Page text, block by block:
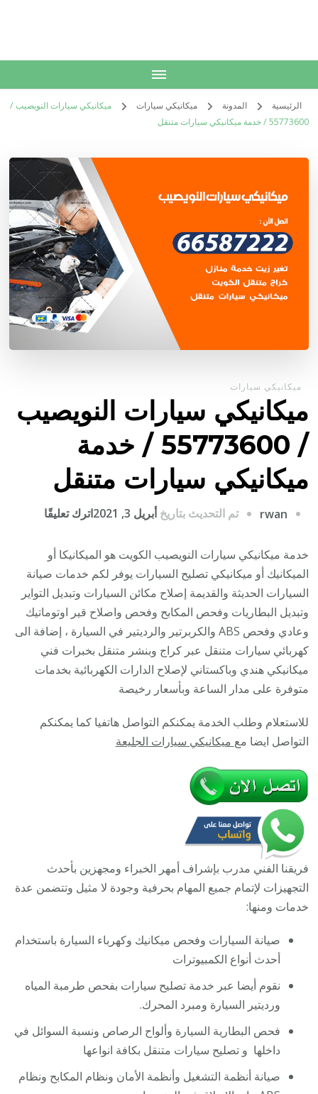
الرئيسية المدونة ميكانيكي سيارات
ميكانيكي سيارات النويصيب /
55773600‬ / خدمة ميكانيكي سيارات متنقل
ميكانيكي سيارات
ميكانيكي سيارات النويصيب
/ 55773600‬ / خدمة
ميكانيكي سيارات متنقل
rwan تم التحديث بتاريخأبريل 3, 2021 اترك تعليقًا
النويصيب
/
/
ميكانيكي
خدمة ميكانيكي سيارات النويصيب الكويت هو الميكانيكا أو
الميكانيك أو ميكانيكي تصليح السيارات يوفر لكم خدمات صيانة
السيارات الحديثة والقديمة إصلاح مكائن السيارات وتبديل التواير
وتبديل البطاريات وفحص المكابح وفحص واصلاح قير اوتوماتيك
وعادي وفحص ABS والكربرتير والرديتير في السيارة ، إضافة الى
كهربائي سيارات متنقل عبر كراج وبنشر متنقل بخبرات فني
ميكانيكي هندي وباكستاني لإصلاح الدارات الكهربائية بخدمات
متوفرة على مدار الساعة وبأسعار رخيصة
للاستعلام وطلب الخدمة يمكنكم التواصل هاتفيا كما يمكنكم
التواصل ايضا مع ميكانيكي سيارات الجليعة
فريقنا الفني مدرب بإشراف أمهر الخبراء ومجهزين بأحدث
التجهيزات لإتمام جميع المهام بحرفية وجودة لا مثيل وتتضمن عدة
خدمات ومنها:
صيانة السيارات وفحص ميكانيك وكهرباء السيارة باستخدام
أحدث أنواع الكمبيوترات
نقوم أيضا عبر خدمة تصليح سيارات بفحص طرمبة المياه
ورديتير السيارة ومبرد المحرك.
فحص البطارية السيارة وألواح الرصاص ونسبة السوائل في
داخلها و تصليح سيارات متنقل بكافة انواعها
صيانة أنظمة التشغيل وأنظمة الأمان ونظام المكابح ونظام